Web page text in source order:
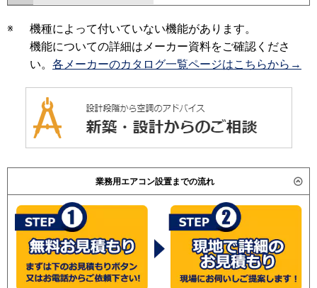
※
機種によって付いていない機能があります。
機能についての詳細はメーカー資料をご確認くださ
い。 各メーカーのカタログ一覧ページはこちらから→
業務用エアコン設置までの流れ